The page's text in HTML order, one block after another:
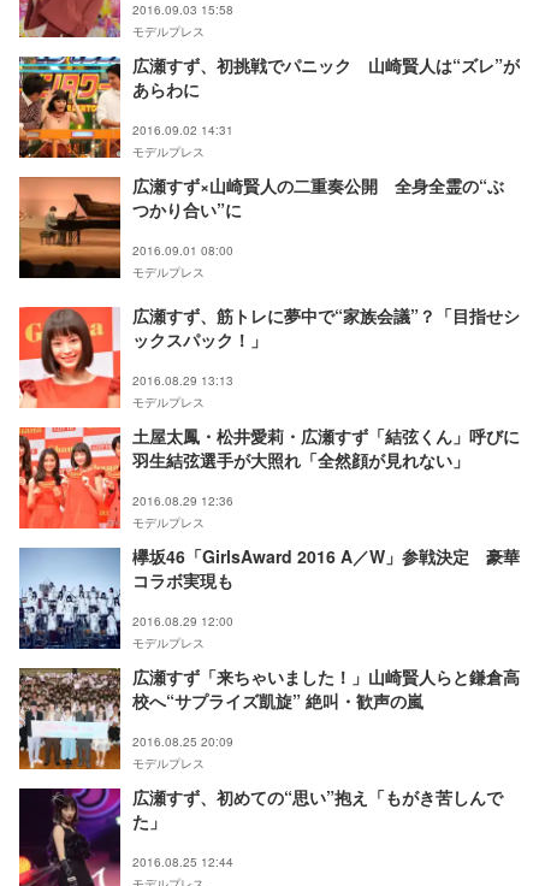
2016.09.03 15:58
モデルプレス
広瀬すず、初挑戦でパニック 山崎賢人は“ズレ”が
あらわに
2016.09.02 14:31
モデルプレス
広瀬すず×山崎賢人の二重奏公開 全身全霊の“ぶ
つかり合い”に
2016.09.01 08:00
モデルプレス
広瀬すず、筋トレに夢中で“家族会議”？「目指せシ
ックスパック！」
2016.08.29 13:13
モデルプレス
土屋太鳳・松井愛莉・広瀬すず「結弦くん」呼びに
羽生結弦選手が大照れ「全然顔が見れない」
2016.08.29 12:36
モデルプレス
欅坂46「GirlsAward 2016 A／W」参戦決定 豪華
コラボ実現も
2016.08.29 12:00
モデルプレス
広瀬すず「来ちゃいました！」山崎賢人らと鎌倉高
校へ“サプライズ凱旋” 絶叫・歓声の嵐
2016.08.25 20:09
モデルプレス
広瀬すず、初めての“思い”抱え「もがき苦しんで
た」
2016.08.25 12:44